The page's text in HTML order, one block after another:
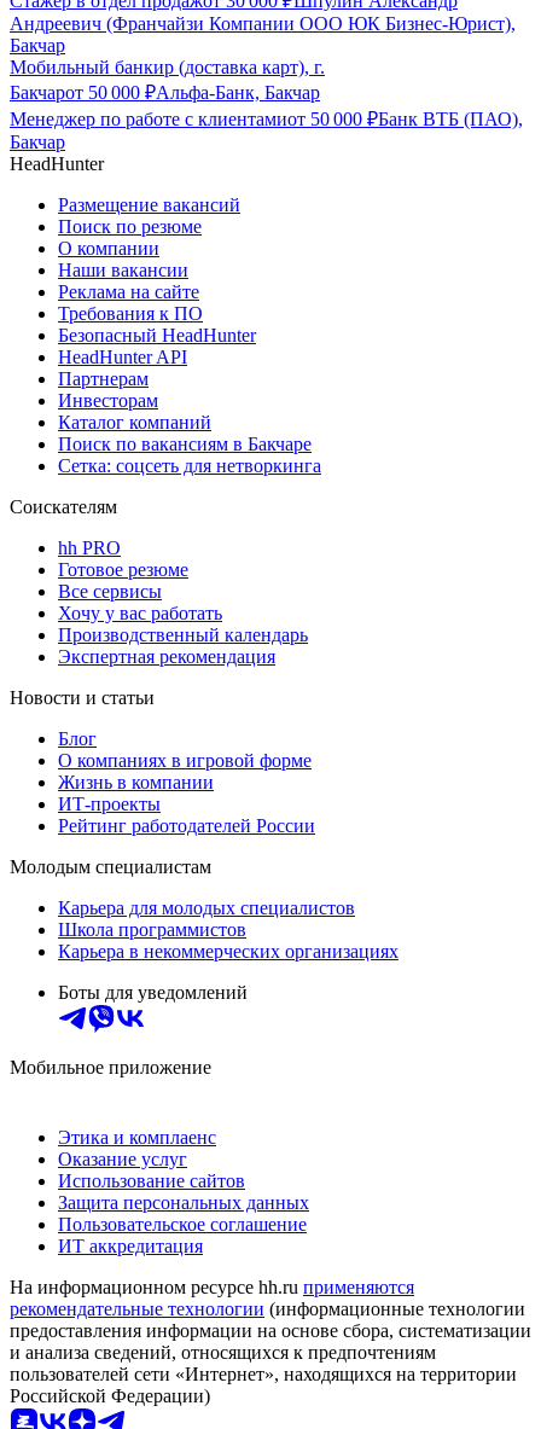
Андреевич (Франчайзи Компании ООО ЮК Бизнес-Юрист),
Бакчар
Мобильный банкир (доставка карт), г.
Бакчарот 50 000 ₽Альфа-Банк, Бакчар
Менеджер по работе с клиентамиот 50 000 ₽Банк ВТБ (ПАО),
Бакчар
HeadHunter
Размещение вакансий
Поиск по резюме
О компании
Наши вакансии
Реклама на сайте
Требования к ПО
Безопасный HeadHunter
HeadHunter API
Партнерам
Инвесторам
Каталог компаний
Поиск по вакансиям в Бакчаре
Сетка: соцсеть для нетворкинга
Соискателям
hh PRO
Готовое резюме
Все сервисы
Хочу у вас работать
Производственный календарь
Экспертная рекомендация
Новости и статьи
Блог
О компаниях в игровой форме
Жизнь в компании
ИТ-проекты
Рейтинг работодателей России
Молодым специалистам
Карьера для молодых специалистов
Школа программистов
Карьера в некоммерческих организациях
Боты для уведомлений
Мобильное приложение
Этика и комплаенс
Оказание услуг
Использование сайтов
Защита персональных данных
Пользовательское соглашение
ИТ аккредитация
На информационном ресурсе hh.ru применяются
рекомендательные технологии (информационные технологии
предоставления информации на основе сбора, систематизации
и анализа сведений, относящихся к предпочтениям
пользователей сети «Интернет», находящихся на территории
Российской Федерации)